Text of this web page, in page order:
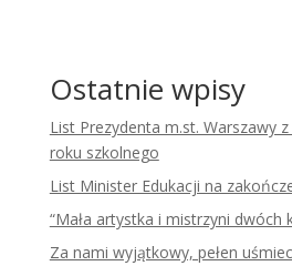
Ostatnie wpisy
List Prezydenta m.st. Warszawy
roku szkolnego
List Minister Edukacji na
“Mała artystka i mistrzyni dwóch
Za nami wyjątkowy, pełen